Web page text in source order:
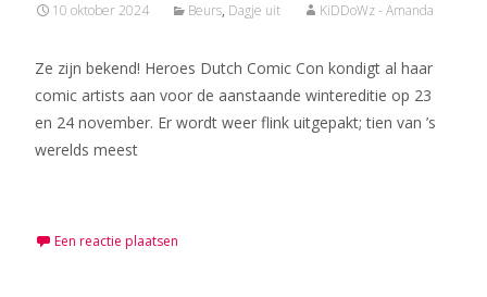
10 oktober 2024 Beurs, Dagje uit KiDDoWz - Amanda
Ze zijn bekend! Heroes Dutch Comic Con kondigt al haar
comic artists aan voor de aanstaande wintereditie op 23
en 24 november. Er wordt weer flink uitgepakt; tien van ’s
werelds meest
Een reactie plaatsen